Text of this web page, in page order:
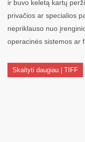
ir buvo keletą kartų
privačios ar specialios
nepriklauso nuo
operacinės sistemos ar
Skaityti daugiau | TIFF